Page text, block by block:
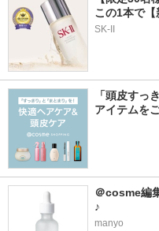
この1本で【
SK-II
「頭皮すっ
アイテムを
＠cosme編
♪
manyo